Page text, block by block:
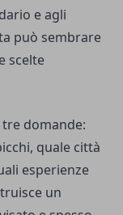
e agli
può sembrare
scelte
domande:
quale città
esperienze
un